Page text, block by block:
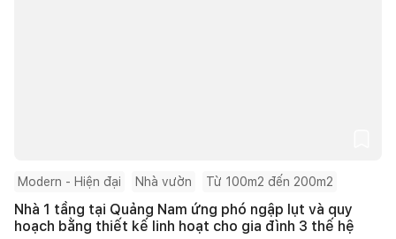
Modern - Hiện đại Nhà vườn Từ 100m2 đến 200m2
Nhà 1 tầng tại Quảng Nam ứng phó ngập lụt và quy
hoạch bằng thiết kế linh hoạt cho gia đình 3 thế hệ